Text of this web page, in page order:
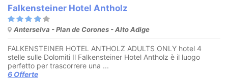
Falkensteiner Hotel Antholz
Anterselva - Plan de Corones - Alto Adige
FALKENSTEINER HOTEL ANTHOLZ ADULTS ONLY hotel 4
stelle sulle Dolomiti Il Falkensteiner Hotel Antholz è il luogo
perfetto per trascorrere una ...
6 Offerte